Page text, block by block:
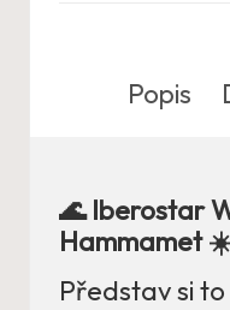
Popis
🌊 Iberostar
Hammamet
Představ si